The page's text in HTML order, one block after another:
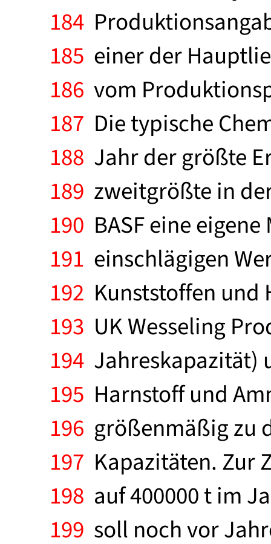
184
185 einer der
186 vom
187 Die typische
188 Jahr der größte
189 zweitgrößte in
190 BASF eine
191 einschlägigen
192 Kunststoffen und
193 UK Wesseling
194 Jahreskapazität)
195 Harnstoff und
196 größenmäßig zu
197 Kapazitäten. Zur
198 auf 400000 t im
199 soll noch vor